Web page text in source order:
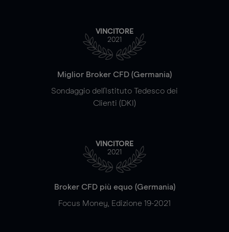
VINCITORE
2021
Miglior Broker CFD (Germania)
Sondaggio dell'Istituto Tedesco dei
Clienti (DKI)
VINCITORE
2021
Broker CFD più equo (Germania)
Focus Money, Edizione 19-2021